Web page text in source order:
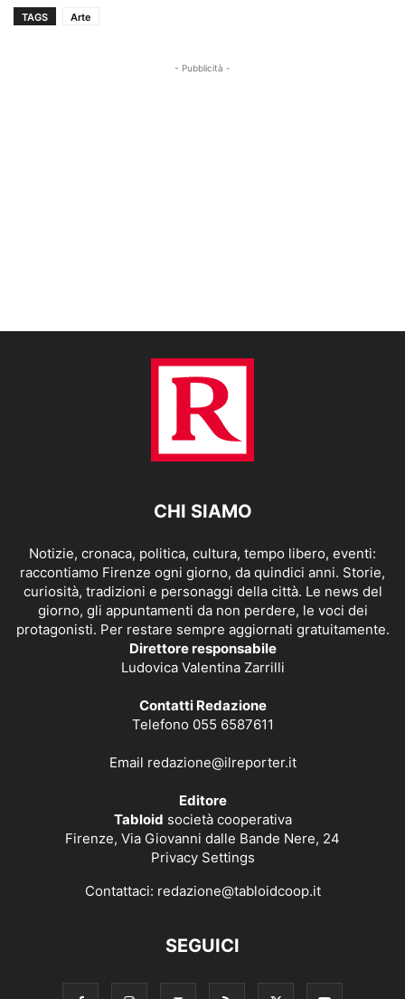
TAGS Arte
- Pubblicità -
CHI SIAMO
Notizie, cronaca, politica, cultura, tempo libero, eventi:
raccontiamo Firenze ogni giorno, da quindici anni. Storie,
curiosità, tradizioni e personaggi della città. Le news del
giorno, gli appuntamenti da non perdere, le voci dei
protagonisti. Per restare sempre aggiornati gratuitamente.
Direttore responsabile
Ludovica Valentina Zarrilli
Contatti Redazione
Telefono 055 6587611
Email redazione@ilreporter.it
Editore
Tabloid società cooperativa
Firenze, Via Giovanni dalle Bande Nere, 24
Privacy Settings
Contattaci: redazione@tabloidcoop.it
SEGUICI